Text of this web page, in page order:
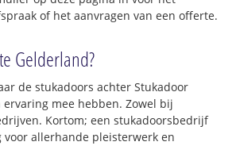
of het aanvragen van een offerte.
Gelderland?
de stukadoors achter Stukadoor
mee hebben. Zowel bij
Kortom; een stukadoorsbedrijf
voor allerhande pleisterwerk en